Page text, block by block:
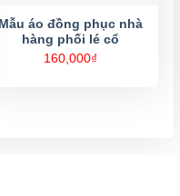
Mẫu áo đồng phục nhà
hàng phối lé cổ
160,000₫